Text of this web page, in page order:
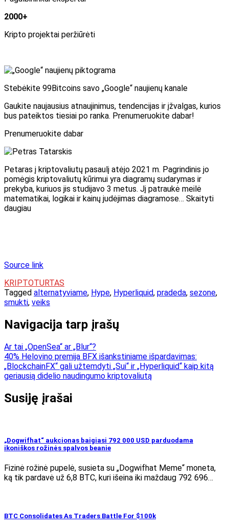
2000+
Kripto projektai peržiūrėti
Stebėkite 99Bitcoins savo „Google“ naujienų kanale
Gaukite naujausius atnaujinimus, tendencijas ir įžvalgas, kurios
bus pateiktos tiesiai po ranka. Prenumeruokite dabar!
Prenumeruokite dabar
Petaras į kriptovaliutų pasaulį atėjo 2021 m. Pagrindinis jo
pomėgis kriptovaliutų kūrimui yra diagramų sudarymas ir
prekyba, kuriuos jis studijavo 3 metus. Jį patraukė meilė
matematikai, logikai ir kainų judėjimas diagramose… Skaityti
daugiau
Source link
KRIPTOTURTAS
Tagged alternatyviame, Hype, Hyperliquid, pradeda, sezone,
smukti, veiks
Navigacija tarp įrašų
Ar tai „OpenSea“ ar „Blur“?
40% Helovino premija BFX išankstiniame išpardavimas:
„BlockchainFX“ gali užtemdyti „Sui“ ir „Hyperliquid“ kaip kitą
geriausią didelio naudingumo kriptovaliutą
Susiję įrašai
„Dogwifhat“ aukcionas baigiasi 792 000 USD parduodama
ikoniškos rožinės spalvos beanie
Fizinė rožinė pupelė, susieta su „Dogwifhat Meme“ moneta,
ką tik pardavė už 6,8 BTC, kuri išeina iki maždaug 792 696…
BTC Consolidates As Traders Battle For $100k